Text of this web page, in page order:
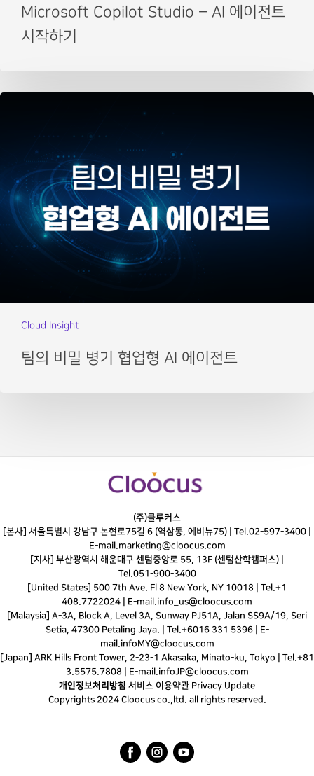
Microsoft Copilot Studio – AI 에이전트
시작하기
Cloud Insight
팀의 비밀 병기 협업형 AI 에이전트
(주)클루커스
[본사] 서울특별시 강남구 논현로75길 6 (역삼동, 에비뉴75) | Tel.02-597-3400
E-mail. marketing@cloocus.com
[지사] 부산광역시 해운대구 센텀중앙로 55, 13F (센텀산학캠퍼스) |
Tel. 051-900-3400
[United States] 500 7th Ave. Fl 8 New York, NY 10018 | Tel.+1
408.7722024 | E-mail. info_us@cloocus.com
[Malaysia] A-3A, Block A, Level 3A, Sunway PJ51A, Jalan SS9A/19, Seri
Setia, 47300 Petaling Jaya. | Tel.+6016 331 5396 | E-
mail. infoMY@cloocus.com
[Japan] ARK Hills Front Tower, 2-23-1 Akasaka, Minato-ku, Tokyo | Tel.+81
3.5575.7808 | E-mail. infoJP@cloocus.com
개인정보처리방침 서비스 이용약관 Privacy Update
Copyrights 2024 Cloocus co.,ltd. all rights reserved.